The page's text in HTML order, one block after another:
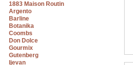
1883 Maison Routin
Argento
Barline
Botanika
Coombs
Don Dolce
Gourmix
Gutenberg
Ijevan